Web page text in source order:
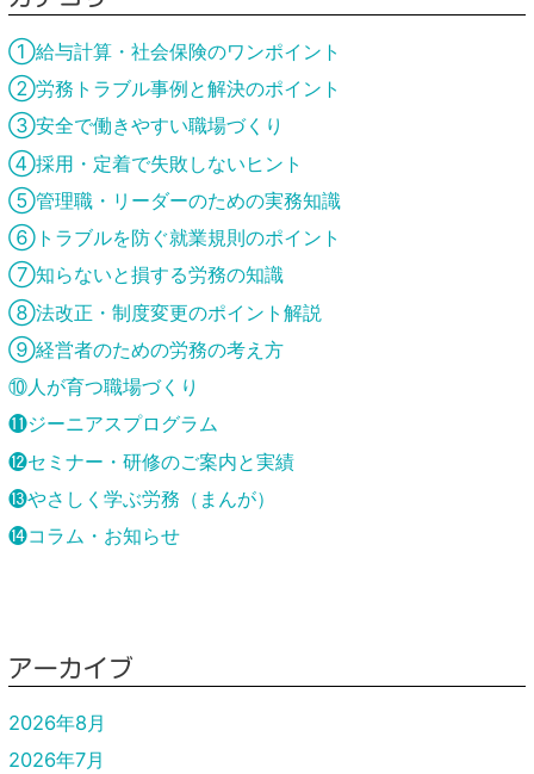
①給与計算・社会保険のワンポイント
②労務トラブル事例と解決のポイント
③安全で働きやすい職場づくり
④採用・定着で失敗しないヒント
⑤管理職・リーダーのための実務知識
⑥トラブルを防ぐ就業規則のポイント
⑦知らないと損する労務の知識
⑧法改正・制度変更のポイント解説
⑨経営者のための労務の考え方
⑩人が育つ職場づくり
⓫ジーニアスプログラム
⓬セミナー・研修のご案内と実績
⓭やさしく学ぶ労務（まんが）
⓮コラム・お知らせ
アーカイブ
2026年8月
2026年7月